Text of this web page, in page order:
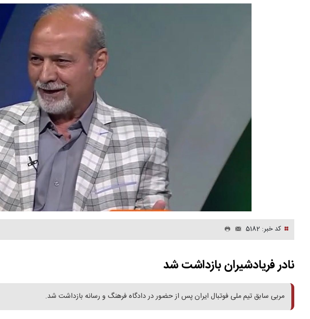
کد خبر: 5182
نادر فریادشیران بازداشت شد
مربی سابق تیم ملی فوتبال ایران پس از حضور در دادگاه فرهنگ و رسانه بازداشت شد.